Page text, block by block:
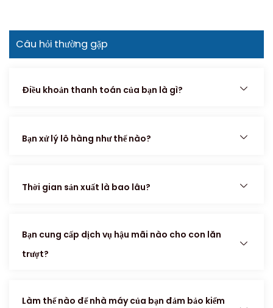
Câu hỏi thường gặp
Điều khoản thanh toán của bạn là gì?
Bạn xử lý lô hàng như thế nào?
Thời gian sản xuất là bao lâu?
Bạn cung cấp dịch vụ hậu mãi nào cho con lăn
trượt?
Làm thế nào để nhà máy của bạn đảm bảo kiểm